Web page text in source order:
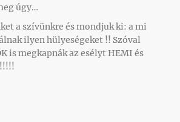
úgy…
a szívünkre és mondjuk ki: a mi
ilyen hülyeségeket !! Szóval
is megkapnák az esélyt HEMI és